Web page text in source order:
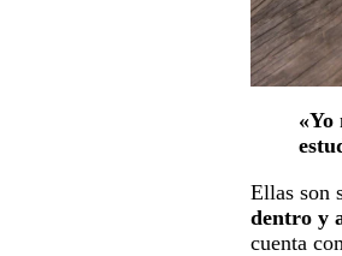
«Yo
Ellas son
dentro y
cuenta